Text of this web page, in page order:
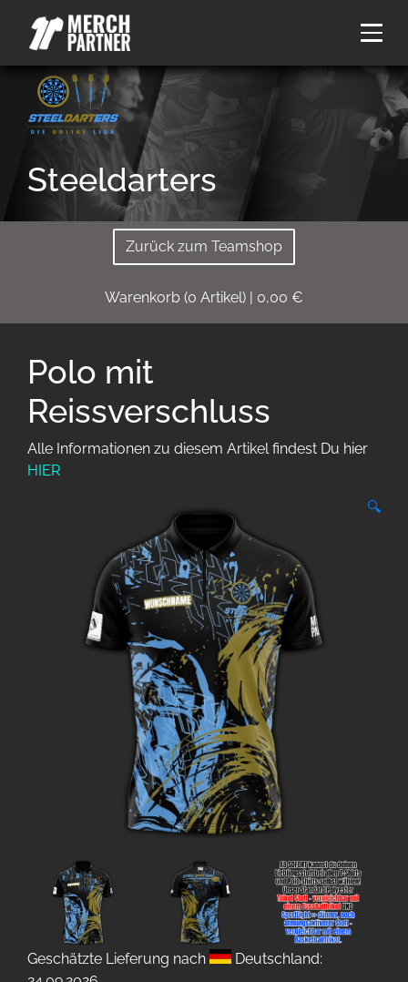
Steeldarters
Zurück zum Teamshop
Warenkorb (0 Artikel) | 0,00 €
Polo mit
Reissverschluss
Alle Informationen zu diesem Artikel findest Du hier
HIER
🔍
Geschätzte Lieferung nach
Deutschland: